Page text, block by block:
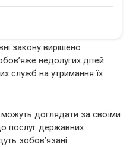
закону вирішено
недолугих дітей
служб на утримання їх
можуть доглядати за своїми
послуг державних
зобов’язані